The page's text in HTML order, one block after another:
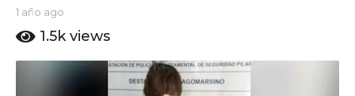
ñ
o
a
g
b
E
1 año ago
ñ
1.5k views